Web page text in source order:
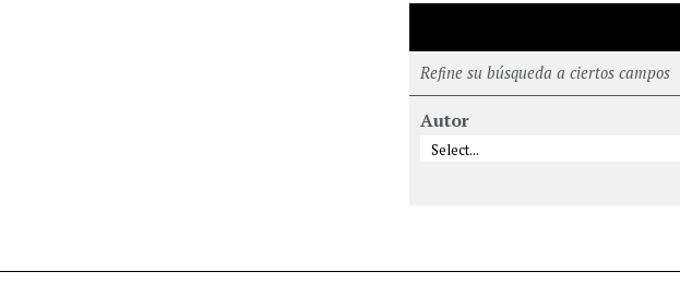
Refine su búsqueda a ciertos campos
Autor